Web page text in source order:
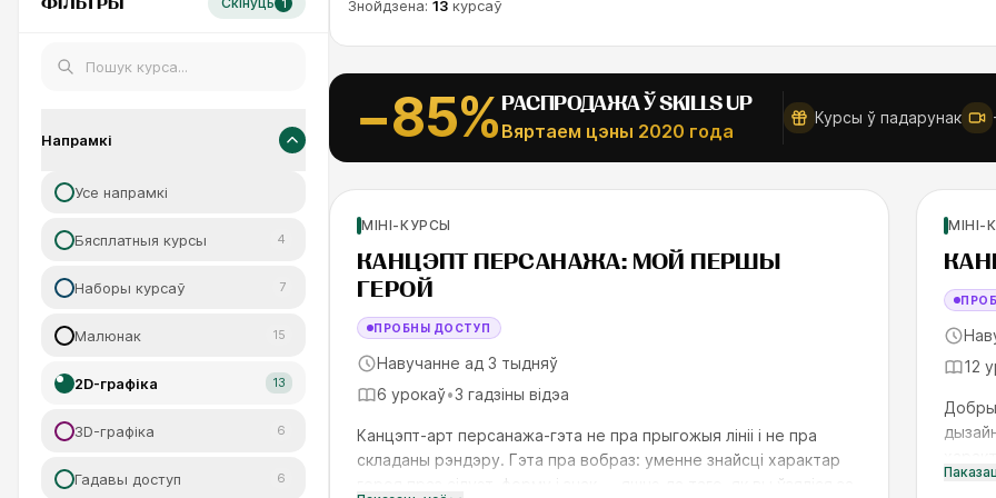
ESC
1
Напрамкі
Усе напрамкі
Бясплатныя курсы 4
Наборы курсаў 7
Малюнак 15
2D-графіка 13
3D-графіка 6
Гадавы доступ 6
Знойдзена: 13 курсаў
−85% РАСПРОДАЖА Ў SKILLS UP
Вяртаем цэны 2020 года
Курсы ў падарунак
SKILLS UP
МІНІ-КУРСЫ
КАНЦЭПТ ПЕРСАНАЖА: МОЙ ПЕРШЫ
ГЕРОЙ
ПРОБНЫ ДОСТУП
Навучанне ад 3 тыдняў
6 урокаў•3 гадзіны відэа
Канцэпт-арт персанажа-гэта не пра прыгожыя лініі і не пра
складаны рэндэру. Гэта пра вобраз: уменне знайсці характар
героя праз сілуэт, форму і знак — яшчэ да таго, як вы ўзяліся за
МІНІ-
12
Добры
За